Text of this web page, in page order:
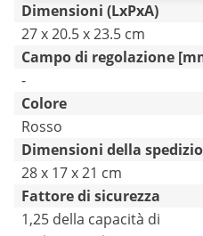
Dimensioni (LxPxA)
27 x 20.5 x 23.5 cm
Campo di regolazione
-
Colore
Rosso
Dimensioni della
28 x 17 x 21 cm
Fattore di sicurezza
1,25 della capacità di